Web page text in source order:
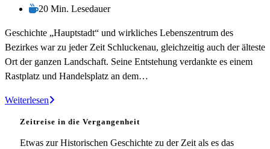
zuletzt
am:
Lesedauer:
20 Min. Lesedauer
Geschichte „Hauptstadt“ und wirkliches Lebenszentrum des
Bezirkes war zu jeder Zeit Schluckenau, gleichzeitig auch der älteste
Ort der ganzen Landschaft. Seine Entstehung verdankte es einem
Rastplatz und Handelsplatz an dem…
WeiterlesenSchluckenau
Zeitreise in die Vergangenheit
Etwas zur Historischen Geschichte zu der Zeit als es das